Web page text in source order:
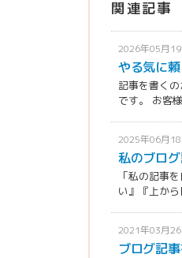
関連記事
2026年05月19
やる気に
記事を書く
です。 お客
2025年06月18
私のブロ
「私の記事
い』『上か
2021年03月26
ブログ記